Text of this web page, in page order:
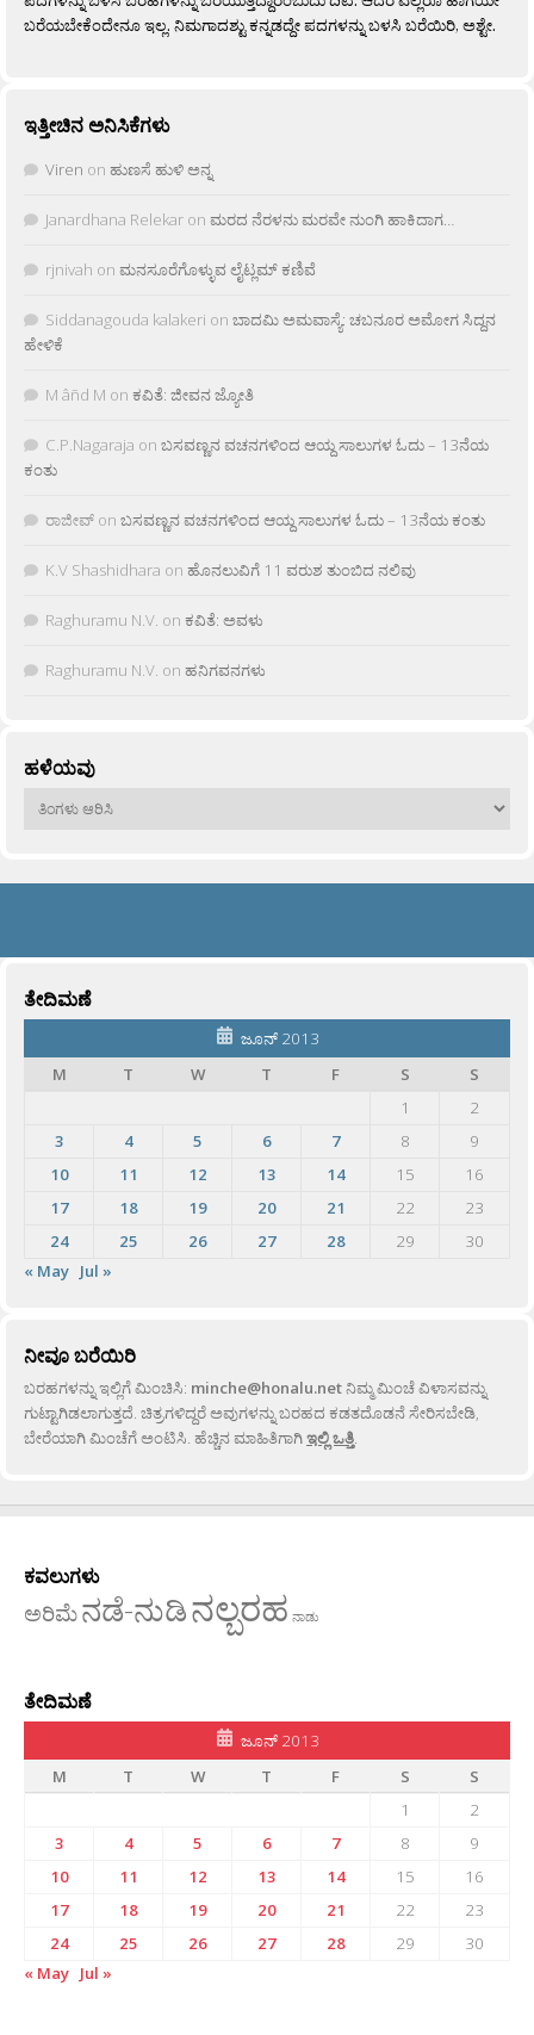
ಬರೆಯಬೇಕೆಂದೇನೂ ಇಲ್ಲ. ನಿಮಗಾದಶ್ಟು ಕನ್ನಡದ್ದೇ ಪದಗಳನ್ನು ಬಳಸಿ ಬರೆಯಿರಿ, ಅಶ್ಟೇ.
ಇತ್ತೀಚಿನ ಅನಿಸಿಕೆಗಳು
Viren on ಹುಣಸೆ ಹುಳಿ ಅನ್ನ
Janardhana Relekar on ಮರದ ನೆರಳನು ಮರವೇ ನುಂಗಿ ಹಾಕಿದಾಗ…
rjnivah on ಮನಸೂರೆಗೊಳ್ಳುವ ಲೈಟ್ಲಮ್ ಕಣಿವೆ
Siddanagouda kalakeri on ಬಾದಮಿ ಅಮವಾಸ್ಯೆ: ಚಬನೂರ ಅಮೋಗ ಸಿದ್ದನ
ಹೇಳಿಕೆ
M âñd M on ಕವಿತೆ: ಜೀವನ ಜ್ಯೋತಿ
C.P.Nagaraja on ಬಸವಣ್ಣನ ವಚನಗಳಿಂದ ಆಯ್ದ ಸಾಲುಗಳ ಓದು – 13ನೆಯ
ಕಂತು
ರಾಜೀವ್ on ಬಸವಣ್ಣನ ವಚನಗಳಿಂದ ಆಯ್ದ ಸಾಲುಗಳ ಓದು – 13ನೆಯ ಕಂತು
K.V Shashidhara on ಹೊನಲುವಿಗೆ 11 ವರುಶ ತುಂಬಿದ ನಲಿವು
Raghuramu N.V. on ಕವಿತೆ: ಅವಳು
Raghuramu N.V. on ಹನಿಗವನಗಳು
ಹಳೆಯವು
ಹಳೆಯವು
ತೇದಿಮಣೆ
ಜೂನ್ 2013
M
T W T F S
S
1
2
3
4 5 6 7 8
9
10
11 12 13 14 15
16
17
18 19 20 21 22
23
24
25 26 27 28 29
30
« May Jul »
ನೀವೂ ಬರೆಯಿರಿ
ಬರಹಗಳನ್ನು ಇಲ್ಲಿಗೆ ಮಿಂಚಿಸಿ: minche@honalu.netನಿಮ್ಮ ಮಿಂಚೆ ವಿಳಾಸವನ್ನು
ಗುಟ್ಟಾಗಿಡಲಾಗುತ್ತದೆ. ಚಿತ್ರಗಳಿದ್ದರೆ ಅವುಗಳನ್ನು ಬರಹದ ಕಡತದೊಡನೆ ಸೇರಿಸಬೇಡಿ,
ಬೇರೆಯಾಗಿ ಮಿಂಚೆಗೆ ಅಂಟಿಸಿ. ಹೆಚ್ಚಿನ ಮಾಹಿತಿಗಾಗಿಇಲ್ಲಿ ಒತ್ತಿ.
ಕವಲುಗಳು
ಅರಿಮೆನಡೆ-ನುಡಿನಲ್ಬರಹ ನಾಡು
ತೇದಿಮಣೆ
ಜೂನ್ 2013
M
T W T F S
S
1
2
3
4 5 6 7 8
9
10
11 12 13 14 15
16
17
18 19 20 21 22
23
24
25 26 27 28 29
30
« May Jul »